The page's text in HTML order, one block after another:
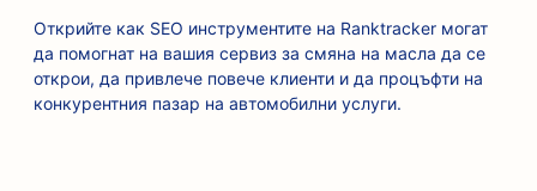
Открийте как SEO инструментите на Ranktracker могат
да помогнат на вашия сервиз за смяна на масла да се
открои, да привлече повече клиенти и да процъфти на
конкурентния пазар на автомобилни услуги.